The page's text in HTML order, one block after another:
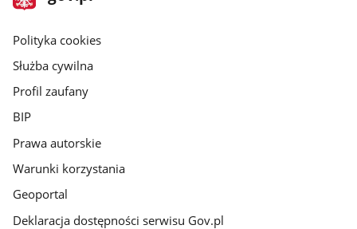
gov.pl
gov.pl
Polityka cookies
Służba cywilna
Profil zaufany
BIP
Prawa autorskie
Warunki korzystania
Geoportal
Deklaracja dostępności serwisu Gov.pl